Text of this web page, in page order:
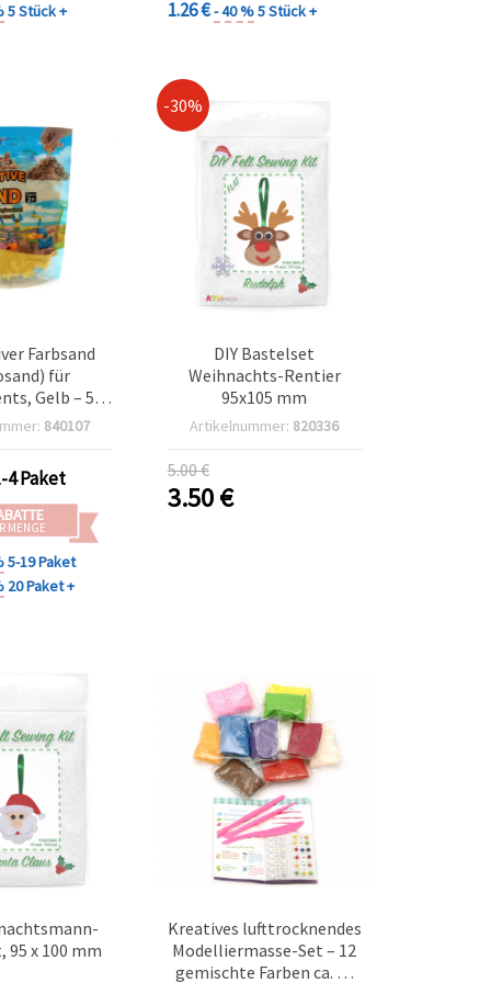
5 Stück +
Schmuckherstellung
1.26 €- 40 %5 Stück +
Farbsand
für
Gelb – 500
g
840107
4 Paket
MENGE
5-19 Paket
20 Paket +
-30%
DIY Bastelset
Weihnachts-Rentier
95x105 mm
Artikelnummer: 820336
5.00 €
3.50€
95 x 100 mm
Kreatives lufttrocknendes
Modelliermasse-Set – 12
gemischte Farben ca. 98